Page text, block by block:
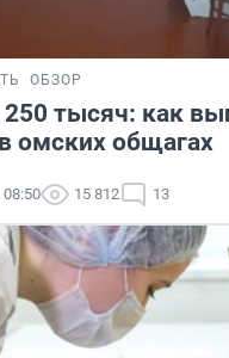
ОБЗОР
тысяч: как
омских общагах
08:50 15 812 13